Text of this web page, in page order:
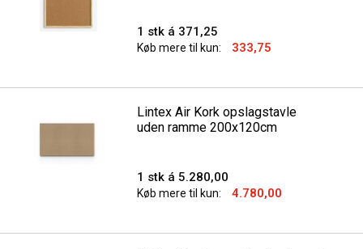
1 stk á 371,25
Køb mere til kun: 333,75
Lintex Air Kork opslagstavle
uden ramme 200x120cm
1 stk á 5.280,00
Køb mere til kun: 4.780,00